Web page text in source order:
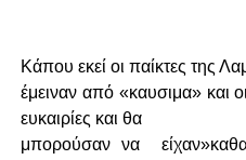
Κάπου εκεί οι παίκτες της
έμειναν από «καυσιμα» και
ευκαιρίες και θα
μπορούσαν να